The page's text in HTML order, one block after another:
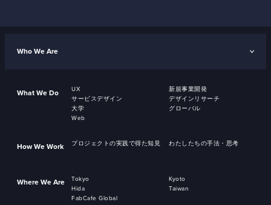
Who We Are
What We Do UX
新規事業開発
サービスデザイン
デザインリサーチ
大学
グローバル
Web
How We Work プロジェクトの実践で得た知見 わたしたちの手法・思考
Where We Are Tokyo
Kyoto
Hida
Taiwan
FabCafe Global